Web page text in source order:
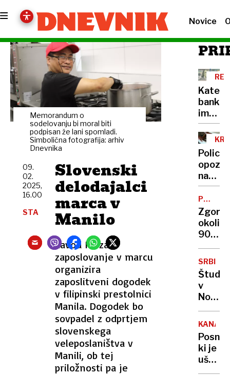
Novice
Memorandum o
sodelovanju bi moral biti
podpisan že lani spomladi.
Simbolična fotografija: arhiv
Dnevnika
Slovenski
delodajalci
marca v
Manilo
Zavod RS za
zaposlovanje v marcu
organizira
zaposlitveni dogodek
v filipinski prestolnici
Manila. Dogodek bo
sovpadel z odprtjem
slovenskega
veleposlaništva v
Manili, ob tej
priložnosti pa je
09.
02.
2025,
16.00
STA
Katere
imajo
najraje
Policija
na
drzne
so
žrtve
POŽAR
V
okoli
9000
palet
škoda
SRBIJA
v
Novem
Sadu
na
KANADA
ki je
ušel
v